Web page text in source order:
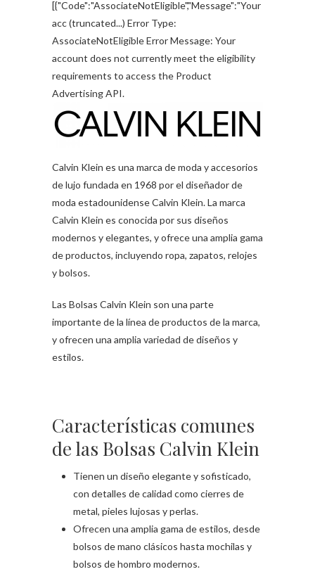
[{"Code":"AssociateNotEligible","Message":"Your
acc (truncated...) Error Type:
AssociateNotEligible Error Message: Your
account does not currently meet the eligibility
requirements to access the Product
Advertising API.
Calvin Klein es una marca de moda y accesorios
de lujo fundada en 1968 por el diseñador de
moda estadounidense Calvin Klein. La marca
Calvin Klein es conocida por sus diseños
modernos y elegantes, y ofrece una amplia gama
de productos, incluyendo ropa, zapatos, relojes
y bolsos.
Las Bolsas Calvin Klein son una parte
importante de la línea de productos de la marca,
y ofrecen una amplia variedad de diseños y
estilos.
Características comunes
de las Bolsas Calvin Klein
Tienen un diseño elegante y sofisticado,
con detalles de calidad como cierres de
metal, pieles lujosas y perlas.
Ofrecen una amplia gama de estilos, desde
bolsos de mano clásicos hasta mochilas y
bolsos de hombro modernos.